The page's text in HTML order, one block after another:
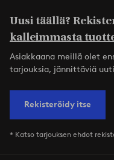
Uusi täällä?
kalleimmasta
Asiakkaana meillä olet
tarjouksia, jännittäviä
Rekisteröidy itse
* Katso tarjouksen ehdot